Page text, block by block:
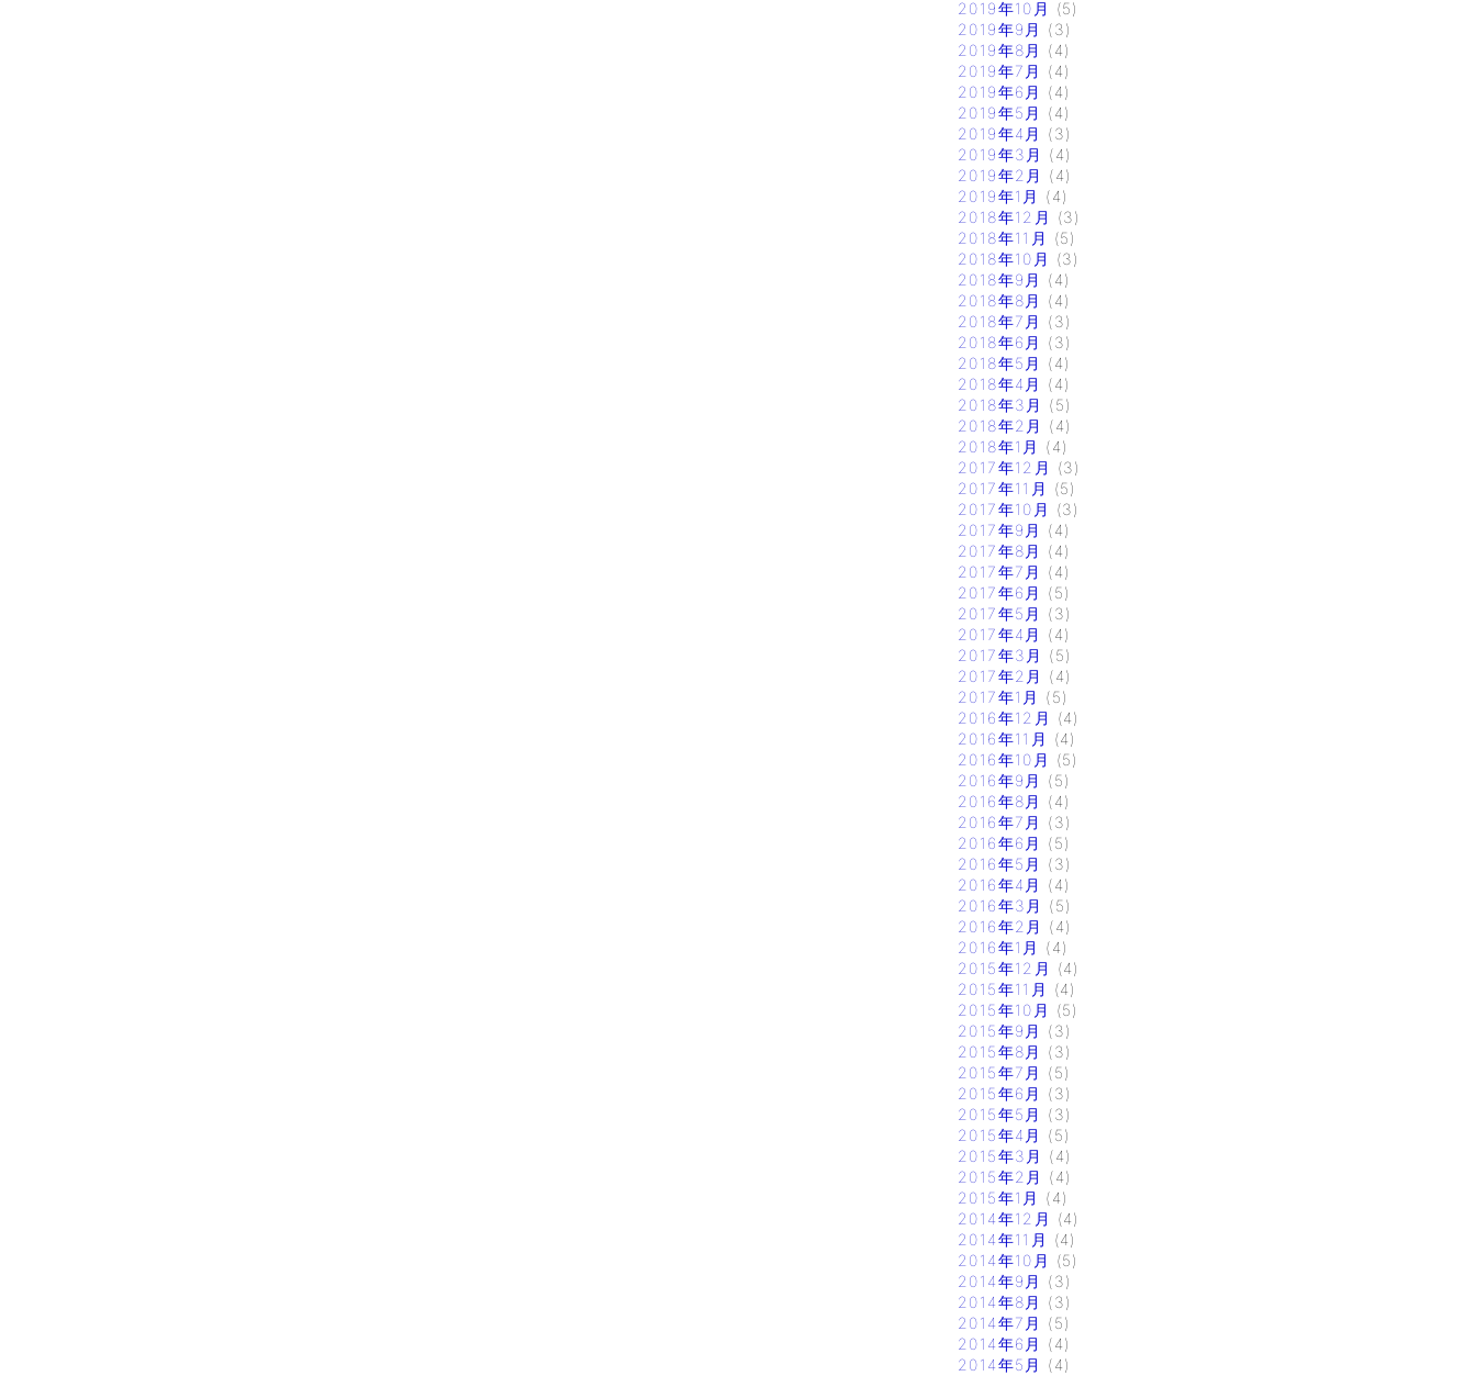
2019年10月
(5)
2019年9月
(3)
2019年8月
(4)
2019年7月
(4)
2019年6月
(4)
2019年5月
(4)
2019年4月
(3)
2019年3月
(4)
2019年2月
(4)
2019年1月
(4)
2018年12月
(3)
2018年11月
(5)
2018年10月
(3)
2018年9月
(4)
2018年8月
(4)
2018年7月
(3)
2018年6月
(3)
2018年5月
(4)
2018年4月
(4)
2018年3月
(5)
2018年2月
(4)
2018年1月
(4)
2017年12月
(3)
2017年11月
(5)
2017年10月
(3)
2017年9月
(4)
2017年8月
(4)
2017年7月
(4)
2017年6月
(5)
2017年5月
(3)
2017年4月
(4)
2017年3月
(5)
2017年2月
(4)
2017年1月
(5)
2016年12月
(4)
2016年11月
(4)
2016年10月
(5)
2016年9月
(5)
2016年8月
(4)
2016年7月
(3)
2016年6月
(5)
2016年5月
(3)
2016年4月
(4)
2016年3月
(5)
2016年2月
(4)
2016年1月
(4)
2015年12月
(4)
2015年11月
(4)
2015年10月
(5)
2015年9月
(3)
2015年8月
(3)
2015年7月
(5)
2015年6月
(3)
2015年5月
(3)
2015年4月
(5)
2015年3月
(4)
2015年2月
(4)
2015年1月
(4)
2014年12月
(4)
2014年11月
(4)
2014年10月
(5)
2014年9月
(3)
2014年8月
(3)
2014年7月
(5)
2014年6月
(4)
2014年5月
(4)